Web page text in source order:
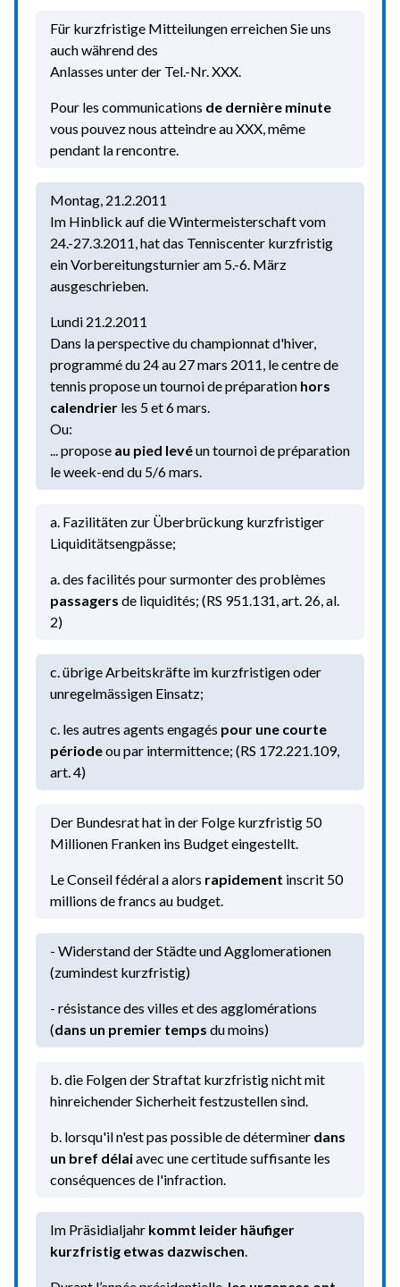
Für kurzfristige Mitteilungen erreichen Sie uns
auch während des
Anlasses unter der Tel.-Nr. XXX.
Pour les communications de dernière minute
vous pouvez nous atteindre au XXX, même
pendant la rencontre.
Montag, 21.2.2011
Im Hinblick auf die Wintermeisterschaft vom
24.-27.3.2011, hat das Tenniscenter kurzfristig
ein Vorbereitungsturnier am 5.-6. März
ausgeschrieben.
Lundi 21.2.2011
Dans la perspective du championnat d'hiver,
programmé du 24 au 27 mars 2011, le centre de
tennis propose un tournoi de préparation hors
calendrier les 5 et 6 mars.
Ou:
... propose au pied levéun tournoi de préparation
le week-end du 5/6 mars.
a. Fazilitäten zur Überbrückung kurzfristiger
Liquiditätsengpässe;
a. des facilités pour surmonter des problèmes
passagers de liquidités; (RS 951.131, art. 26, al.
2)
c. übrige Arbeitskräfte im kurzfristigen oder
unregelmässigen Einsatz;
c. les autres agents engagés pour une courte
périodeou par intermittence; (RS 172.221.109,
art. 4)
Der Bundesrat hat in der Folge kurzfristig 50
Millionen Franken ins Budget eingestellt.
Le Conseil fédéral a alors rapidement inscrit 50
millions de francs au budget.
- Widerstand der Städte und Agglomerationen
(zumindest kurzfristig)
- résistance des villes et des agglomérations
(dans un premier temps du moins)
b. die Folgen der Straftat kurzfristig nicht mit
hinreichender Sicherheit festzustellen sind.
b. lorsqu'il n'est pas possible de déterminer dans
un bref délaiavec une certitude suffisante les
conséquences de l'infraction.
Im Präsidialjahr kommt leider häufiger
kurzfristig etwas dazwischen.